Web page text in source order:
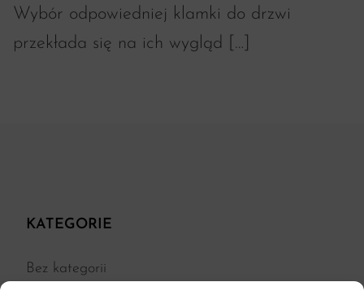
Wybór odpowiedniej klamki do drzwi
przekłada się na ich wygląd […]
KATEGORIE
Bez kategorii